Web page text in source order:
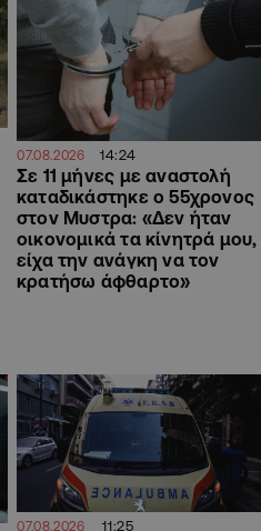
07.08.2026 14:24
Σε 11 μήνες με αναστολή
καταδικάστηκε ο 55χρονος
στον Μυστρα: «Δεν ήταν
οικονομικά τα κίνητρά μου,
είχα την ανάγκη να τον
κρατήσω άφθαρτο»
07.08.2026 11:25